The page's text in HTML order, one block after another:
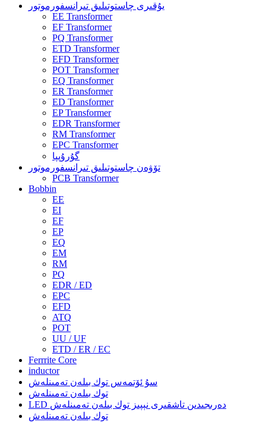
يۇقىرى چاستوتىلىق تىرانسفورموتور
EE Transformer
EF Transformer
PQ Transformer
ETD Transformer
EFD Transformer
POT Transformer
EQ Transformer
ER Transformer
ED Transformer
EP Transformer
EDR Transformer
RM Transformer
EPC Transformer
گۇرۇپپا
تۆۋەن چاستوتىلىق تىرانسفورموتور
PCB Transformer
Bobbin
EE
EI
EF
EP
EQ
EM
RM
PQ
EDR / ED
EPC
EFD
ATQ
POT
UU / UF
ETD / ER / EC
Ferrrite Core
inductor
سۇ ئۆتمەس توك بىلەن تەمىنلەش
توك بىلەن تەمىنلەش
LED دەرىجىدىن تاشقىرى نېپىز توك بىلەن تەمىنلەش
توك بىلەن تەمىنلەش